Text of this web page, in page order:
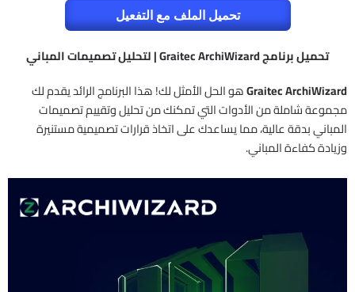
تحميل الملف مع التفعيل
تحميل برنامج Graitec ArchiWizard | لتحليل تصميمات المباني
Graitec ArchiWizardهو الحل الأمثل لك! هذا البرنامج الرائد يقدم لك
مجموعة شاملة من الأدوات التي تمكنك من تحليل وتقييم تصميمات
المباني بدقة عالية، مما يساعدك على اتخاذ قرارات تصميمية مستنيرة
وزيادة كفاءة المباني.